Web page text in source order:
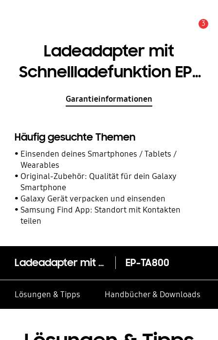
3
Ladeadapter mit
Schnellladefunktion EP-
TA800N (USB Type-C,
Garantieinformationen
Häufig gesuchte Themen
Einsenden deines Smartphones / Tablets /
Wearables
Original-Zubehör: Qualität für dein Galaxy
Smartphone
Galaxy Gerät verpacken und einsenden
Samsung Find App: Standort mit Kontakten
teilen
Ladeadapter mit Schnellladefunktion EP-TA800N (USB Type-C, 25W) EP-TA800
Lösungen & Tipps Handbücher & Downloads